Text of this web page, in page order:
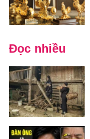
Đọc nhiều